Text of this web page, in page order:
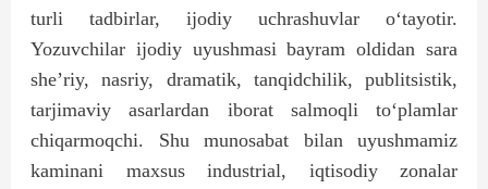
turli tadbirlar, ijodiy uchrashuvlar o‘tayotir.
Yozuvchilar ijodiy uyushmasi bayram oldidan sara
she’riy, nasriy, dramatik, tanqidchilik, publitsistik,
tarjimaviy asarlardan iborat salmoqli to‘plamlar
chiqarmoqchi. Shu munosabat bilan uyushmamiz
kaminani maxsus industrial, iqtisodiy zonalar